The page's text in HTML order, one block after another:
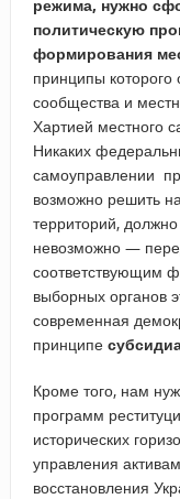
режима, нужно
политическую
формирования
принципы
сообщества и
Хартией местного
Никаких
самоуправлении
возможно решить
территорий,
невозможно —
соответствующим
выборных органов
современная
принципе
Кроме того, нам
программ
исторических
управления
восстановления